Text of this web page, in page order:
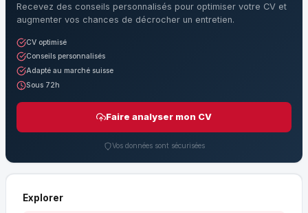
Recevez des conseils personnalisés pour optimiser votre CV et
augmenter vos chances de décrocher un entretien.
CV optimisé
Conseils personnalisés
Adapté au marché suisse
Sous 72h
Faire analyser mon CV
Vos données sont sécurisées
Explorer